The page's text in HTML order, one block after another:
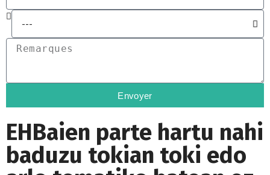
Envoyer
EHBaien parte hartu nahi
baduzu tokian toki edo